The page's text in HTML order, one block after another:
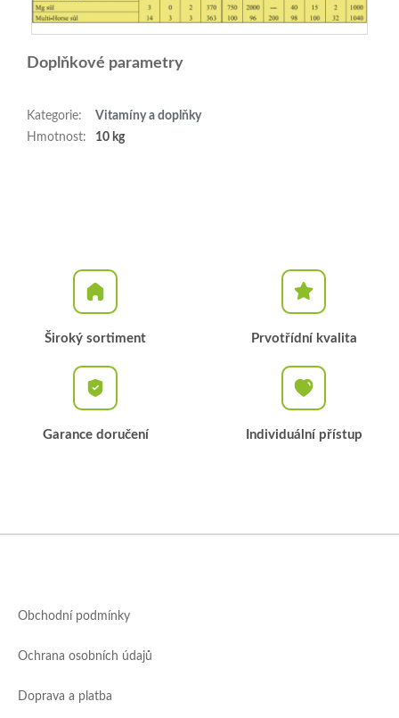
Doplňkové parametry
Kategorie:
Vitamíny a doplňky
Hmotnost: 10 kg
Široký sortiment Prvotřídní kvalita
Garance doručení Individuální přístup
Obchodní podmínky
Ochrana osobních údajů
Doprava a platba